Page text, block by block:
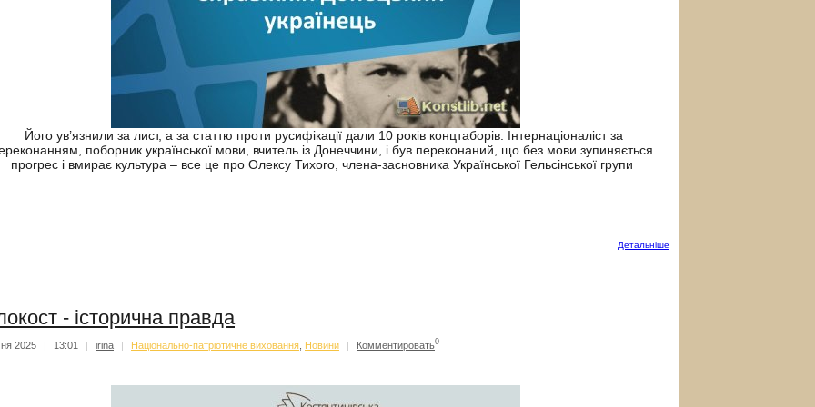
Його ув’язнили за лист, а за статтю проти русифікації дали 10 років концтаборів. Інтернаціоналіст за
поборник української мови, вчитель із Донеччини, і був переконаний, що без мови зупиняється
прогрес і вмирає культура – все це про Олексу Тихого, члена-засновника Української Гельсінської групи
Детальнiше
- історична правда
2025 | 13:01 | irina | Національно-патріотичне виховання Новини | Комментировать0